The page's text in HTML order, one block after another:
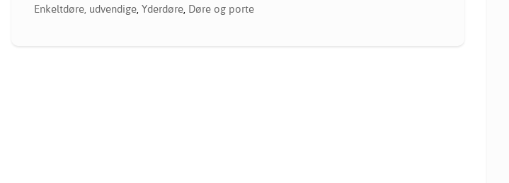
Enkeltdøre, udvendige, Yderdøre, Døre og porte